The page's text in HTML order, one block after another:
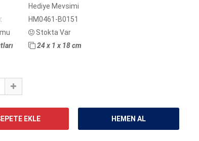
Hediye Mevsimi
HM0461-B0151
Stokta Var
24 x 1 x 18 cm